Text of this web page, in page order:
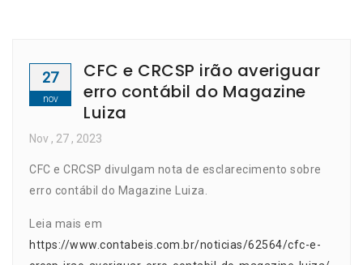
27
nov
CFC e CRCSP irão averiguar
erro contábil do Magazine
Luiza
Nov , 27 , 2023
CFC e CRCSP divulgam nota de esclarecimento sobre
erro contábil do Magazine Luiza.
Leia mais em
https://www.contabeis.com.br/noticias/62564/cfc-e-